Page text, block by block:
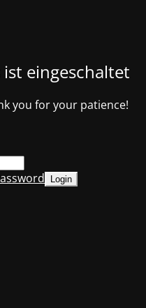
eingeschaltet
you for your patience!